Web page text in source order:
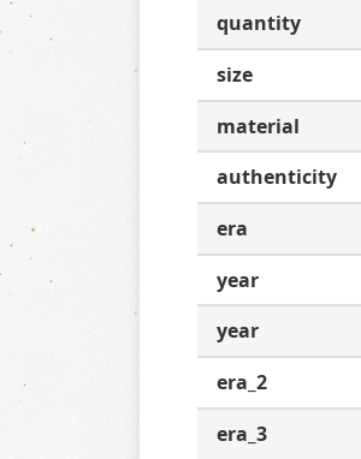
quantity
size
material
authenticity
era
year
year
era_2
era_3